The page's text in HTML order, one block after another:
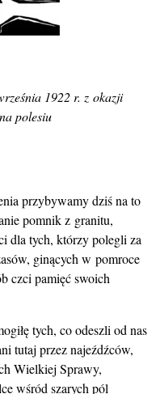
1922 r. z okazji
polesiu
przybywamy dziś na to
pomnik z granitu,
dla tych, którzy polegli za
ginących w pomroce
czci pamięć swoich
tych, co odeszli od nas
tutaj przez najeźdźców,
Wielkiej Sprawy,
wśród szarych pól